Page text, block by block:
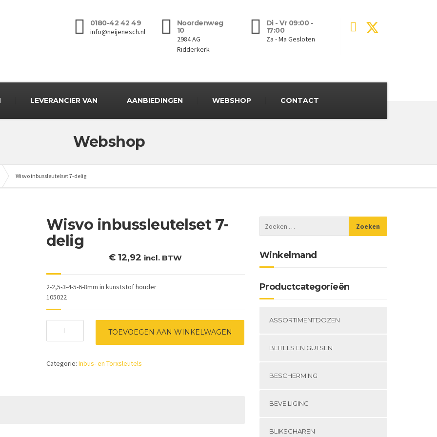
0180-42 42 49
info@neijenesch.nl
Noordenweg
10
2984 AG
Ridderkerk
Di - Vr 09:00 -
17:00
Za - Ma Gesloten
LEVERANCIER VAN AANBIEDINGEN WEBSHOP CONTACT
Webshop
Wisvo inbussleutelset 7-delig
Wisvo inbussleutelset 7-
delig
€ 12,92 incl. BTW
2-2,5-3-4-5-6-8mm in kunststof houder
105022
inbussleutelset
aantal
TOEVOEGEN AAN WINKELWAGEN
Categorie: Inbus- en Torxsleutels
Winkelmand
Productcategorieën
ASSORTIMENTDOZEN
BEITELS EN GUTSEN
BESCHERMING
BEVEILIGING
BLIKSCHAREN